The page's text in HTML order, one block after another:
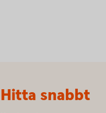
Hitta snabbt